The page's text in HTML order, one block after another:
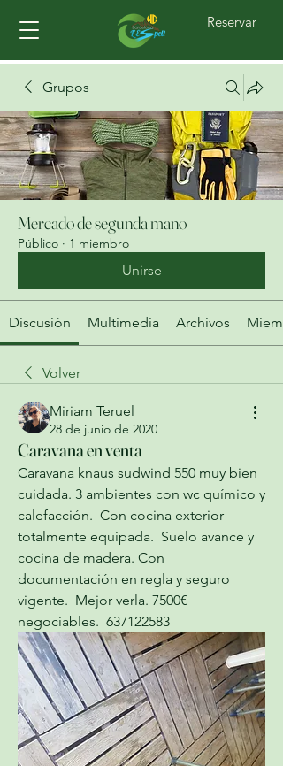
Reservar
Grupos
Mercado de segunda mano
Público · 1 miembro
Unirse
Discusión Multimedia Archivos
Volver
Miriam Teruel
28 de junio de 2020
Caravana en venta
Caravana knaus sudwind 550 muy bien
cuidada. 3 ambientes con wc químico y
calefacción.  Con cocina exterior
totalmente equipada.  Suelo avance y
cocina de madera. Con
documentación en regla y seguro
vigente.  Mejor verla. 7500€
negociables.  637122583